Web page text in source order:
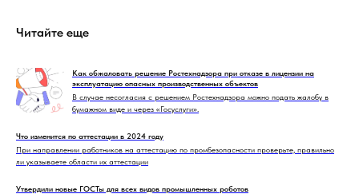
Читайте еще
Как обжаловать решение Ростехнадзора при отказе в лицензии на
эксплуатацию опасных производственных объектов
В случае несогласия с решением Ростехнадзора можно подать жалобу в
бумажном виде и через «Госуслуги».
Что изменится по аттестации в 2024 году
При направлении работников на аттестацию по промбезопасности проверьте, правильно
ли указываете области их аттестации
Утвердили новые ГОСТы для всех видов промышленных роботов